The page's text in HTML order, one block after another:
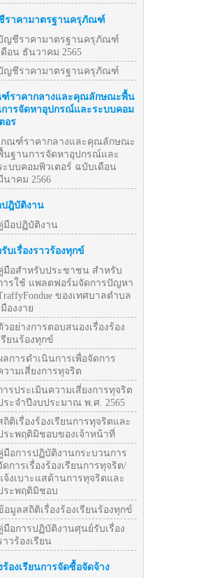
ราคามาตรฐานครุภัณฑ์
ญชีราคามาตรฐานครุภัณฑ์
ดือน ธันวาคม 2565
ญชีราคามาตรฐานครุภัณฑ์
ฑ์ราคากลางและคุณลักษณะพื้น
ารจัดหาอุปกรณ์และระบบคอม
อร
กณฑ์ราคากลางและคุณลักษณะ
นฐานการจัดหาอุปกรณ์และ
ะบบคอมพิวเตอร์ ฉบับเดือน
นาคม 2566
ปฎิบัติงาน
มือปฏิบัติงาน
บเรื่องราวร้องทุกข์
มือสำหรับประชาชน สำหรับ
ารใช้ แพลตฟอร์มจัดการปัญหา
ของเทศบาลตำบล
มืองงาย
วอย่างการตอบสนองเรื่องร้อง
รียนร้องทุกข์
ลการดำเนินการเพื่อจัดการ
วามเสี่ยงการทุจริต
ารประเมินความเสี่ยงการทุจริต
ระจำปีงบประมาณ พ.ศ. 2565
ถิติเรื่องร้องเรียนการทุจริตและ
ระพฤติมิชอบของเจ้าหน้าที่
มือการปฏิบัติงานกระบวนการ
ดการเรื่องร้องเรียนการทุจริต/
จ้งเบาะแสด้านการทุจริตและ
ระพฤติมิชอบ
อมูลสถิติเรื่องร้องเรียนร้องทุกข์
มือการปฏิบัติงานศุนย์รับเรื่อง
าวร้องเรียน
ร้องเรียนการจัดซื้อจัดจ้าง